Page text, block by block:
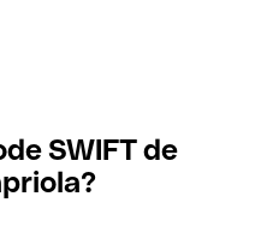
SWIFT de